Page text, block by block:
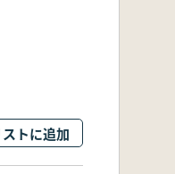
トに追加